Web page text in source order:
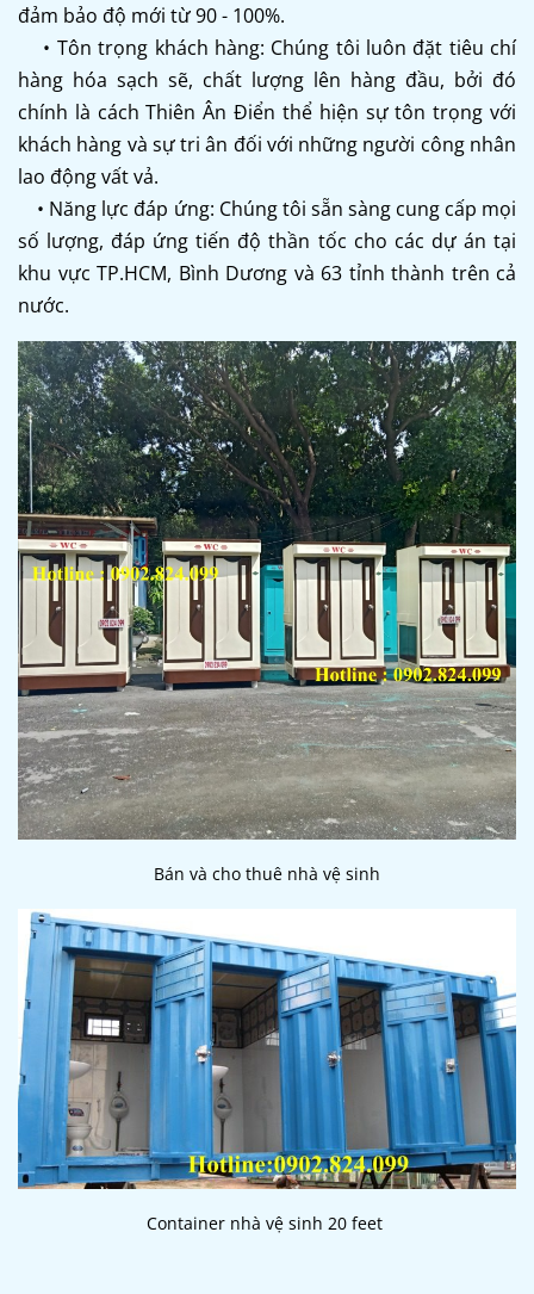
đảm bảo độ mới từ 90 - 100%.
• Tôn trọng khách hàng: Chúng tôi luôn đặt tiêu chí
hàng hóa sạch sẽ, chất lượng lên hàng đầu, bởi đó
chính là cách Thiên Ân Điển thể hiện sự tôn trọng với
khách hàng và sự tri ân đối với những người công nhân
lao động vất vả.
• Năng lực đáp ứng: Chúng tôi sẵn sàng cung cấp mọi
số lượng, đáp ứng tiến độ thần tốc cho các dự án tại
khu vực TP.HCM, Bình Dương và 63 tỉnh thành trên cả
nước.
Bán và cho thuê nhà vệ sinh
Container nhà vệ sinh 20 feet